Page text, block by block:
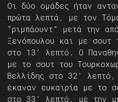
Οι δύο ομάδες ήταν
πρώτα λεπτά, με τον
“ριμπάουντ” μετά την
Ξενόπουλου και με
στο 13′ λεπτό. Ο
με το σουτ του
Βελλίδης στο 32′
έκαναν ευκαιρία με το
στο 33′ λεπτό, με την